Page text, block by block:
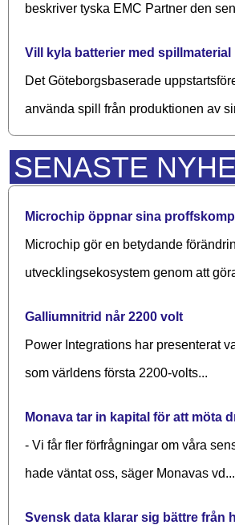
beskriver tyska EMC Partner den
Vill kyla batterier med spillmaterial
Det Göteborgsbaserade
använda spill från produktionen av
SENASTE
Microchip öppnar sina
Microchip gör en betydande
utvecklingsekosystem genom att
Galliumnitrid når 2200 volt
Power Integrations har presenterat
som världens första 2200-volts...
Monava tar in kapital för att möta
- Vi får fler förfrågningar om våra
hade väntat oss, säger Monavas vd...
Svensk data klarar sig bättre från